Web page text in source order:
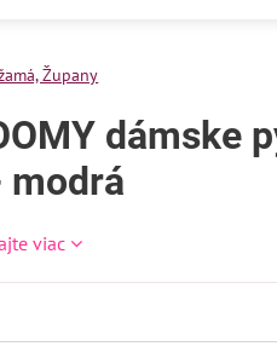
Župany
dámske
modrá
viac